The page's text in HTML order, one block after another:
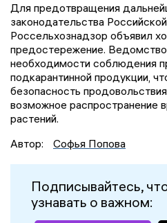
Для предотвращения
законодательства
Россельхознадзор объявил
предостережение.
необходимости соблюдения
подкарантинной продукции,
безопасность
возможное распространение
растений.
Автор:
Софья Попова
Подписывайтесь,
узнавать о важном: